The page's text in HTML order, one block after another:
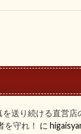
を送り続ける直営店
を守れ！ に